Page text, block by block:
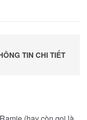
TIN CHI TIẾT